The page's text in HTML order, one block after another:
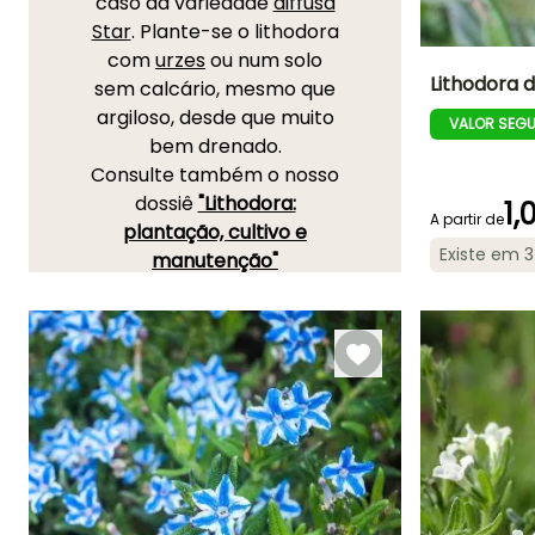
Star. Plante-se o lithodora
comurzesou num solo
sem calcário, mesmo que
argiloso, desde que muito
bem drenado.
Consulte também o nosso
dossiê"Lithodora:
plantação, cultivo e
manutenção"
Altura à
maturidade
Período de
Maio à
Lithodora
VALOR
A partir de
Existe em